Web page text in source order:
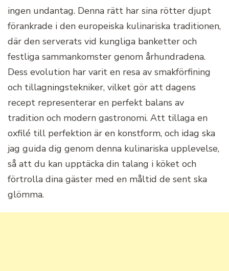
ingen undantag. Denna rätt har sina rötter djupt
förankrade i den europeiska kulinariska traditionen,
där den serverats vid kungliga banketter och
festliga sammankomster genom århundradena.
Dess evolution har varit en resa av smakförfining
och tillagningstekniker, vilket gör att dagens
recept representerar en perfekt balans av
tradition och modern gastronomi. Att tillaga en
oxfilé till perfektion är en konstform, och idag ska
jag guida dig genom denna kulinariska upplevelse,
så att du kan upptäcka din talang i köket och
förtrolla dina gäster med en måltid de sent ska
glömma.